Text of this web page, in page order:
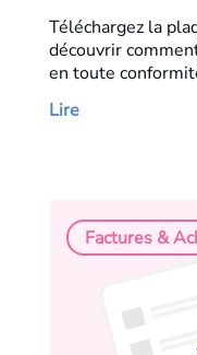
Téléchargez la
découvrir
en toute
Lire
Factures &